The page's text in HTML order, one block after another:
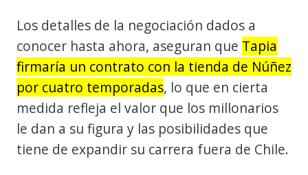
Los detalles de la negociación dados a
conocer hasta ahora, aseguran que Tapia
firmaría un contrato con la tienda de Núñez
por cuatro temporadas, lo que en cierta
medida refleja el valor que los millonarios
le dan a su figura y las posibilidades que
tiene de expandir su carrera fuera de Chile.